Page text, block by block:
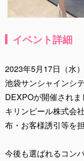
イベント詳細
2023年5月17日（水）
池袋サンシャインシ
DEXPOが開催されま
キリンビール株式会
布・お客様誘引等を
今後も選ばれるコン